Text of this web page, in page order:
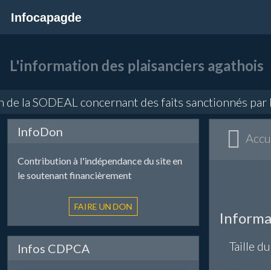
Infocapagde
L'information des plaisanciers agathois
concernant des faits sanctionnés par la
InfoDon
Contribution à l'indépendance du site en
le soutenant financièrement
Infos CDPCA Taille